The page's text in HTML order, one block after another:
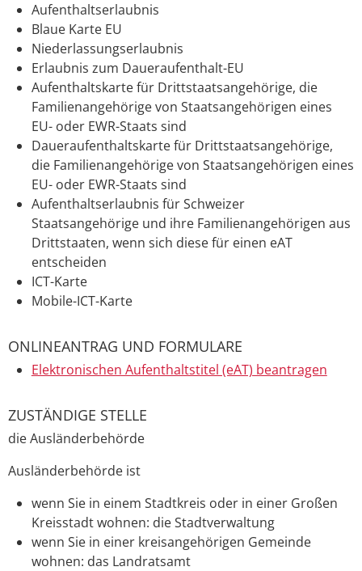
Aufenthaltserlaubnis
Blaue Karte EU
Niederlassungserlaubnis
Erlaubnis zum Daueraufenthalt-EU
Aufenthaltskarte für Drittstaatsangehörige, die
Familienangehörige von Staatsangehörigen eines
EU- oder EWR-Staats sind
Daueraufenthaltskarte für Drittstaatsangehörige,
die Familienangehörige von Staatsangehörigen eines
EU- oder EWR-Staats sind
Aufenthaltserlaubnis für Schweizer
Staatsangehörige und ihre Familienangehörigen aus
Drittstaaten, wenn sich diese für einen eAT
entscheiden
ICT-Karte
Mobile-ICT-Karte
ONLINEANTRAG UND FORMULARE
Elektronischen Aufenthaltstitel (eAT) beantragen
ZUSTÄNDIGE STELLE
die Ausländerbehörde
Ausländerbehörde ist
wenn Sie in einem Stadtkreis oder in einer Großen
Kreisstadt wohnen: die Stadtverwaltung
wenn Sie in einer kreisangehörigen Gemeinde
wohnen: das Landratsamt